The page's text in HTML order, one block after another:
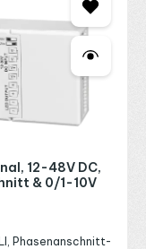
12-48V DC,
& 0/1-10V
Phasenanschnitt-